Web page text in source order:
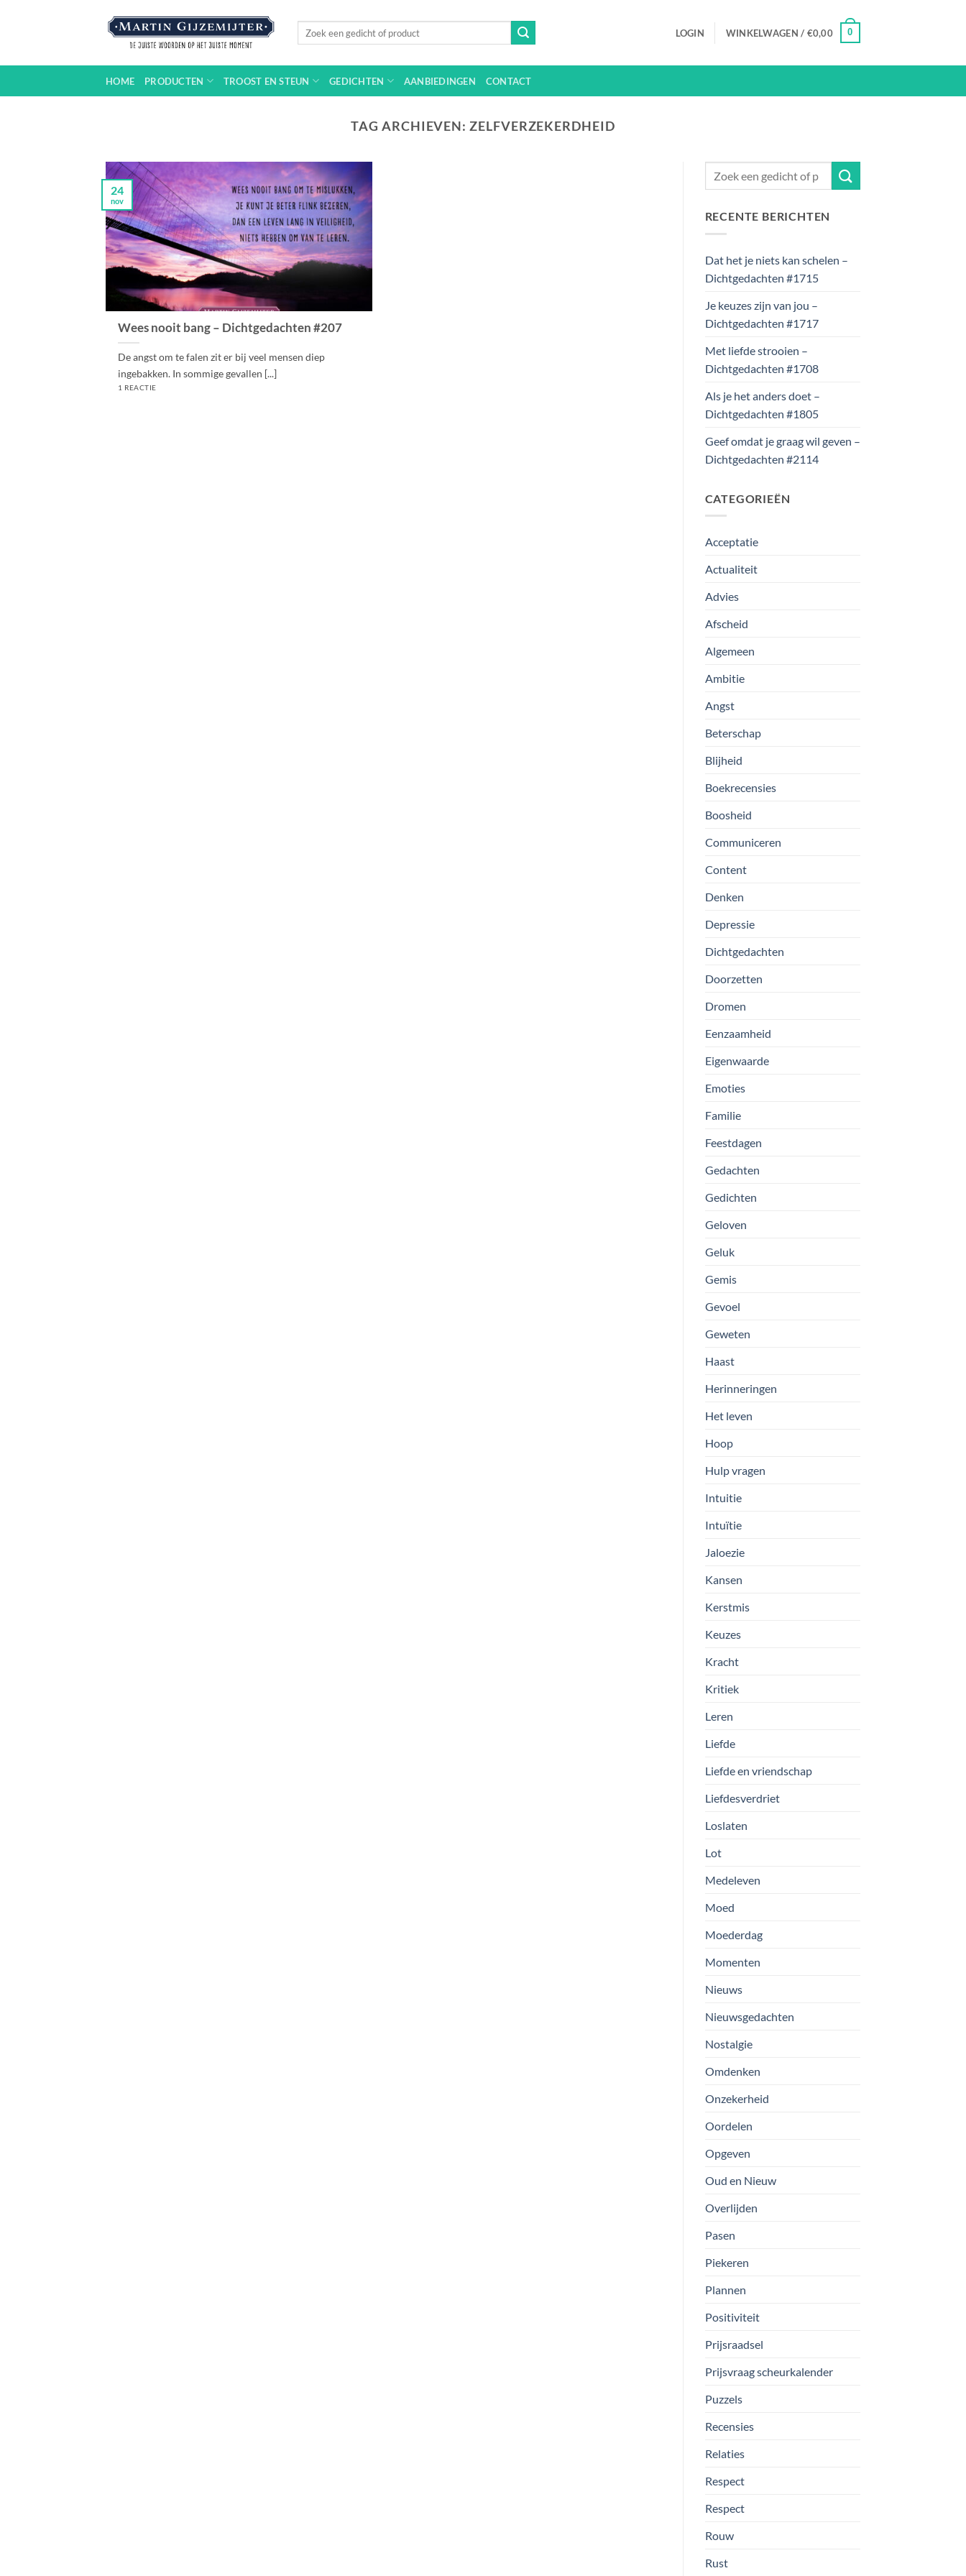
LOGIN WINKELWAGEN / €0,00 0
HOME PRODUCTEN TROOST EN STEUN GEDICHTEN AANBIEDINGEN CONTACT
TAG ARCHIEVEN:ZELFVERZEKERDHEID
Wees nooit bang – Dichtgedachten #207
De angst om te falen zit er bij veel mensen diep
ingebakken. In sommige gevallen [...]
1 REACTIE
24
nov
RECENTE BERICHTEN
Dat het je niets kan schelen –
Dichtgedachten #1715
Je keuzes zijn van jou –
Dichtgedachten #1717
Met liefde strooien –
Dichtgedachten #1708
Als je het anders doet –
Dichtgedachten #1805
Geef omdat je graag wil geven –
Dichtgedachten #2114
CATEGORIEËN
Acceptatie
Actualiteit
Advies
Afscheid
Algemeen
Ambitie
Angst
Beterschap
Blijheid
Boekrecensies
Boosheid
Communiceren
Content
Denken
Depressie
Dichtgedachten
Doorzetten
Dromen
Eenzaamheid
Eigenwaarde
Emoties
Familie
Feestdagen
Gedachten
Gedichten
Geloven
Geluk
Gemis
Gevoel
Geweten
Haast
Herinneringen
Het leven
Hoop
Hulp vragen
Intuitie
Intuïtie
Jaloezie
Kansen
Kerstmis
Keuzes
Kracht
Kritiek
Leren
Liefde
Liefde en vriendschap
Liefdesverdriet
Loslaten
Lot
Medeleven
Moed
Moederdag
Momenten
Nieuws
Nieuwsgedachten
Nostalgie
Omdenken
Onzekerheid
Oordelen
Opgeven
Oud en Nieuw
Overlijden
Pasen
Piekeren
Plannen
Positiviteit
Prijsraadsel
Prijsvraag scheurkalender
Puzzels
Recensies
Relaties
Respect
Respect
Rouw
Rust